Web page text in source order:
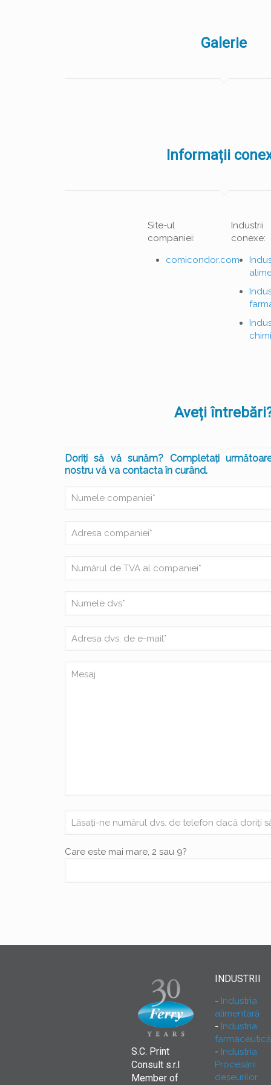
Galerie
Informații
Site-ul
companiei:
comicondor.com
Industrii
conexe:
Aveți
Doriți să vă sunăm? Completați
nostru vă va contacta în curând.
Care este mai mare, 2 sau 9?
S.C. Print
Consult s.r.l
Member of
INDUSTRII
Industria
alimentară
Industria
farmaceutică
Industria
Procesării
deşeurilor